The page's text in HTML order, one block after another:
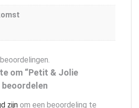
om “Petit & Jolie
beoordelen
zijn om een beoordeling te